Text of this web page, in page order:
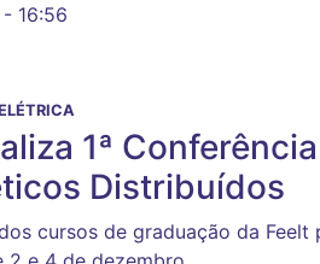
16:56
1ª
Distribuídos
cursos de graduação da